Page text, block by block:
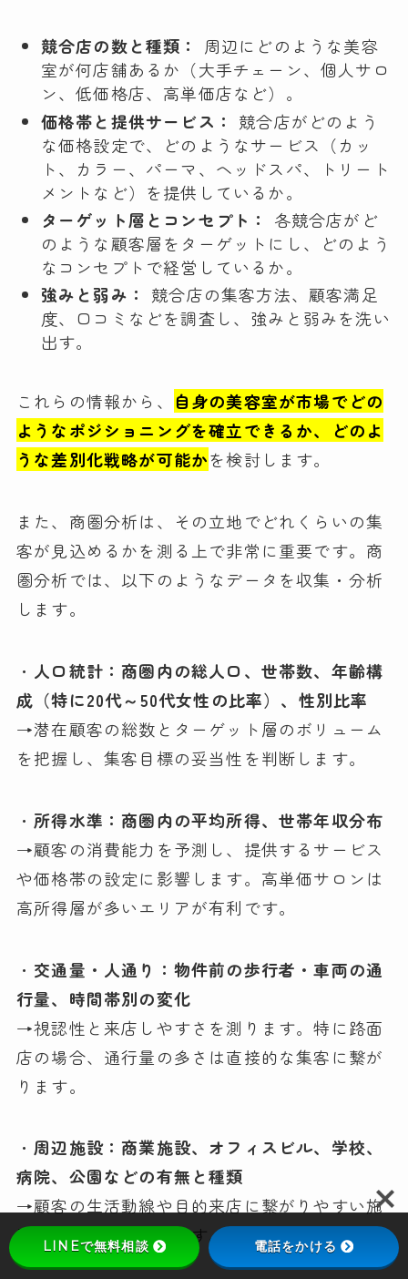
競合店の数と種類：
周辺にどのような美容
室が何店舗あるか（大手チェーン、個人サロ
ン、低価格店、高単価店など）。
価格帯と提供サービス：
競合店がどのよう
な価格設定で、どのようなサービス（カッ
ト、カラー、パーマ、ヘッドスパ、トリート
メントなど）を提供しているか。
ターゲット層とコンセプト：
各競合店がど
のような顧客層をターゲットにし、どのよう
なコンセプトで経営しているか。
強みと弱み：
競合店の集客方法、顧客満足
度、口コミなどを調査し、強みと弱みを洗い
出す。
これらの情報から、 自身の美容室が市場でどの
ようなポジショニングを確立できるか、どのよ
うな差別化戦略が可能かを検討します。
また、商圏分析は、その立地でどれくらいの集
客が見込めるかを測る上で非常に重要です。商
圏分析では、以下のようなデータを収集・分析
します。
・ 人口統計：商圏内の総人口、世帯数、年齢構
成（特に20代～50代女性の比率）、性別比率
→潜在顧客の総数とターゲット層のボリューム
を把握し、集客目標の妥当性を判断します。
・ 所得水準：商圏内の平均所得、世帯年収分布
→顧客の消費能力を予測し、提供するサービス
や価格帯の設定に影響します。高単価サロンは
高所得層が多いエリアが有利です。
・ 交通量・人通り：物件前の歩行者・車両の通
行量、時間帯別の変化
→視認性と来店しやすさを測ります。特に路面
店の場合、通行量の多さは直接的な集客に繋が
ります。
・周辺施設：商業施設、オフィスビル、学校、
病院、公園などの有無と種類
→顧客の生活動線や目的来店に繋がりやすい施
設があるかを確認します。
LINEで無料相談 電話をかける